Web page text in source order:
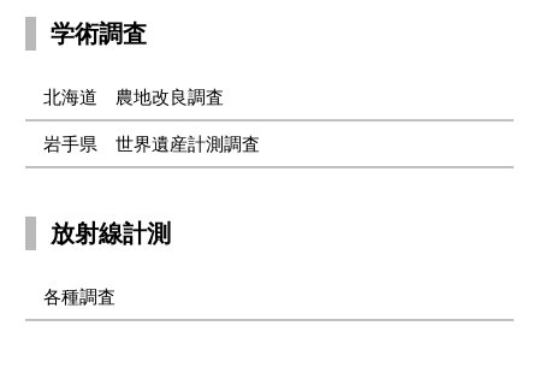
学術調査
北海道 農地改良調査
岩手県 世界遺産計測調査
放射線計測
各種調査